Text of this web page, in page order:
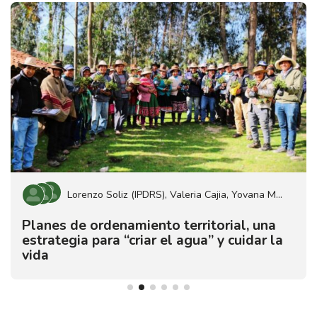
Lorenzo Soliz (IPDRS) Valeria Cajia Yovana Mamani
Planes de ordenamiento territorial, una
estrategia para “criar el agua” y cuidar la
vida